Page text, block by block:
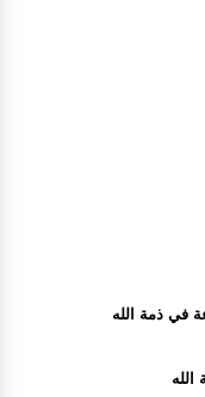
في ذمة الله